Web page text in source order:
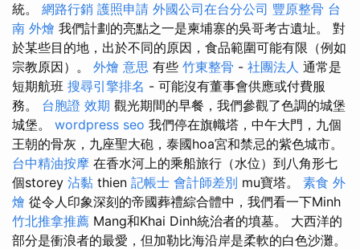
統。 網路行銷 護照申請 外國公司在台分公司 豐原整骨 台
南 外燴 我們計劃的亮點之一是柬埔寨的吳哥考古遺址。 對
於某些目的地，出於不同的原因，食品範圍可能有限（例如
宗教原因）。 外燴 意思 有些 竹東整骨 - 社團法人 通常是
短期航班 搜尋引擎排名 - 可能沒有董事會供應或付費服
務。 台胞證 效期 觀光期間的早餐，我們參觀了色調的城堡
城堡。 wordpress seo 我們停在旗幟塔，中午大門，九個
王朝的骨灰，九座聖大砲，泰國hoa宮和禁忌的紫色城市。
台中精油按摩 在香水河上的乘船旅行（水位）到八角形七
個storey 沾黏 thien 記帳士 會計師差別 mu寶塔。 素食 外
燴 從令人印象深刻的帝國葬禮綜合體中，我們看一下Minh
竹北推拿推薦 Mang和Khai Dinh統治者的墳墓。 大西洋的
部分是衝浪者的最愛，但加勒比海沿岸是柔軟的白色沙灘。